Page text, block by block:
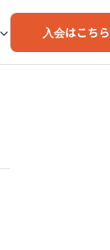
入会はこちら